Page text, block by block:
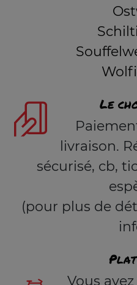
Le
livraison.
sécurisé, cb,
(pour plus de
Vous